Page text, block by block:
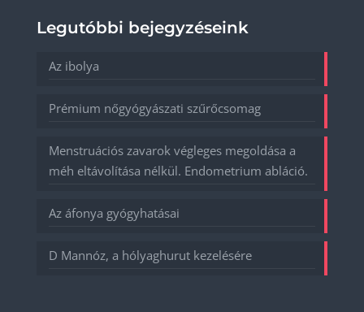
Legutóbbi bejegyzéseink
Az ibolya
Prémium nőgyógyászati szűrőcsomag
Menstruációs zavarok végleges megoldása a
méh eltávolítása nélkül. Endometrium abláció.
Az áfonya gyógyhatásai
D Mannóz, a hólyaghurut kezelésére